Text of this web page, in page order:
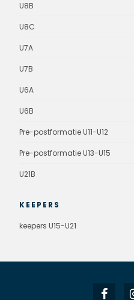
U8B
U8C
U7A
U7B
U6A
U6B
Pre-postformatie U11-U12
Pre-postformatie U13-U15
U21B
KEEPERS
keepers U15-U21